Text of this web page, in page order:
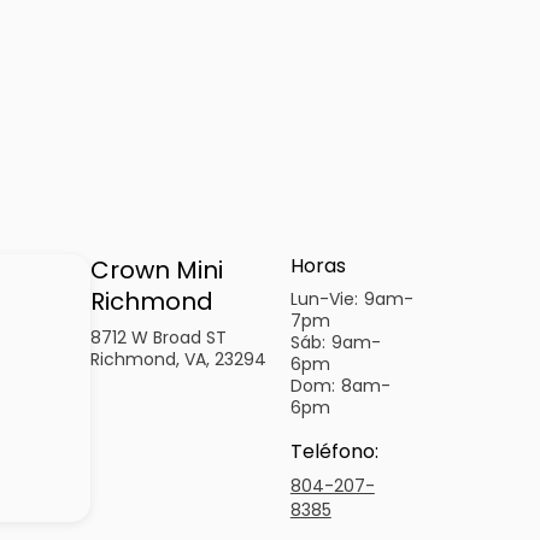
Crown Mini
Richmond
8712 W Broad ST
Richmond, VA, 23294
Horas
Lun-Vie: 9am-
7pm
Sáb: 9am-
6pm
Dom: 8am-
6pm
Teléfono:
804-207-
8385